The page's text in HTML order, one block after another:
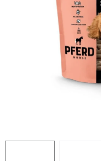
Výměna, vrácení a reklamace